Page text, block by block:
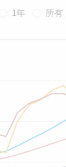
1年 所有